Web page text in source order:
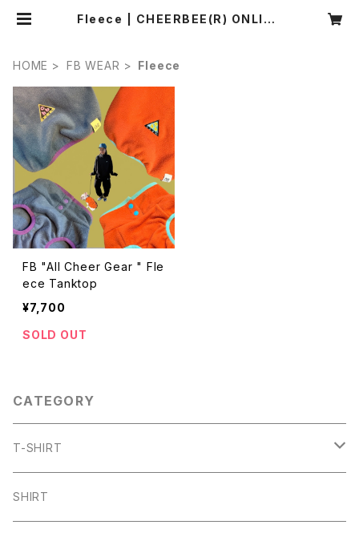
Fleece | CHEERBEE(R) ONLINE
HOME FB WEAR Fleece
FB "All Cheer Gear " Fle
ece Tanktop
¥7,700
SOLD OUT
CATEGORY
T-SHIRT
ARCH
SHIRT